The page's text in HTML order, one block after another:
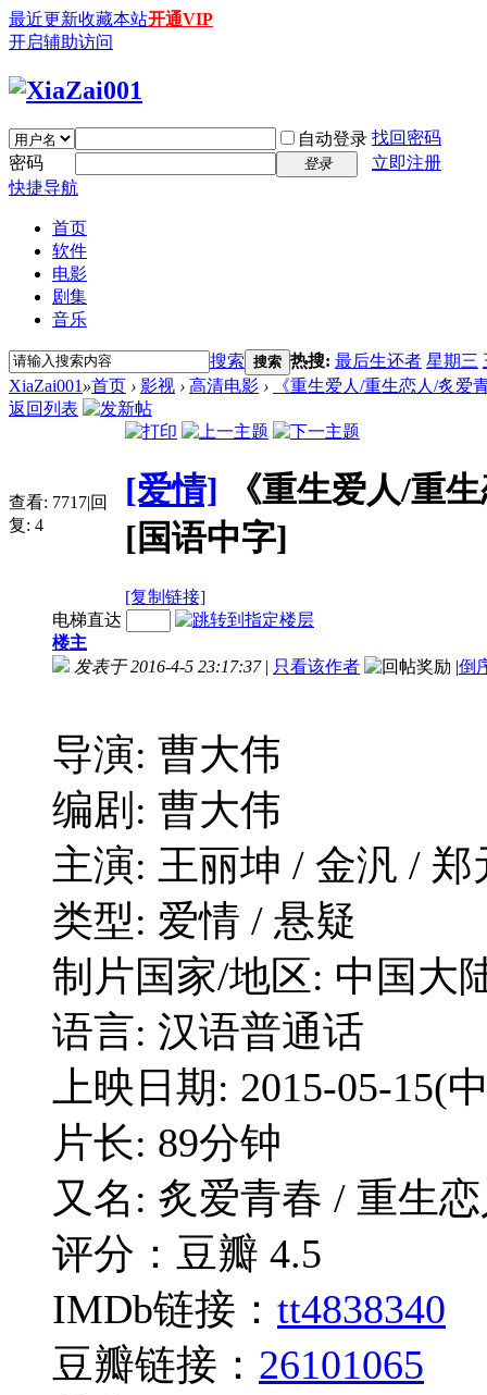
最近更新收藏本站开通VIP
开启辅助访问
自动登录 找回密码
密码
登录
立即注册
快捷导航
首页
软件
电影
剧集
音乐
搜索 搜索 热搜: 最后生还者 星期三
XiaZai001 »首页 › 影视 › 高清电影 ›
《重生爱人/重生恋人/炙爱
返回列表
查看: 7717|回
复: 4
[爱情]
《重生爱人/重
[国语中字]
[复制链接]
电梯直达
楼主
发表于 2016-4-5 23:17:37 | 只看该作者 |倒
导演: 曹大伟
编剧: 曹大伟
主演: 王丽坤 / 金汎 /
类型: 爱情 / 悬疑
制片国家/地区: 中国大
语言: 汉语普通话
上映日期: 2015-05-15(
片长: 89分钟
又名: 炙爱青春 / 重生恋
评分：豆瓣 4.5
IMDb链接： tt4838340
豆瓣链接： 26101065